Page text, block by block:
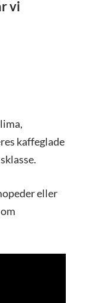
vi
kaffeglade
eller